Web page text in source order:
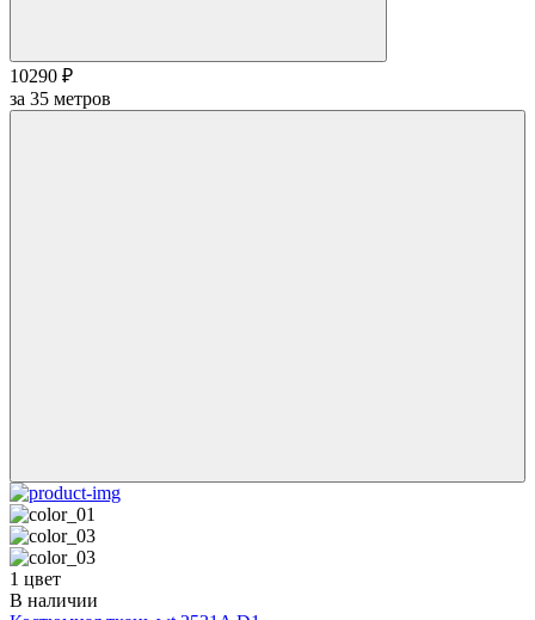
10290 ₽
за 35 метров
1 цвет
В наличии